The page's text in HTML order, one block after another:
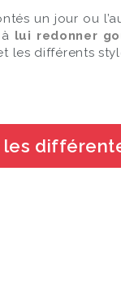
un jour ou
lui redonner
les différents